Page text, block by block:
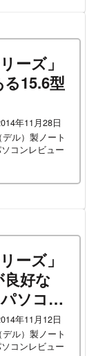
ーズ」
15.6型
年11月28日
デル）製ノート
コンレビュー
ーズ」
好な
ソコ
年11月12日
デル）製ノート
コンレビュー